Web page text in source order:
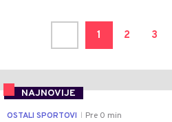
1 2 3
NAJNOVIJE
OSTALI SPORTOVI Pre 0 min